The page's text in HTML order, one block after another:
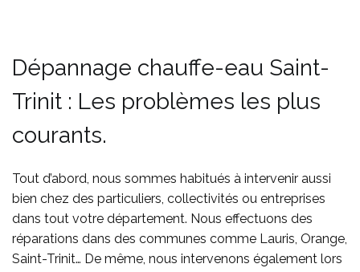
Dépannage chauffe-eau Saint-
Trinit : Les problèmes les plus
courants.
Tout d’abord, nous sommes habitués à intervenir aussi
bien chez des particuliers, collectivités ou entreprises
dans tout votre département. Nous effectuons des
réparations dans des communes comme Lauris, Orange,
Saint-Trinit… De même, nous intervenons également lors